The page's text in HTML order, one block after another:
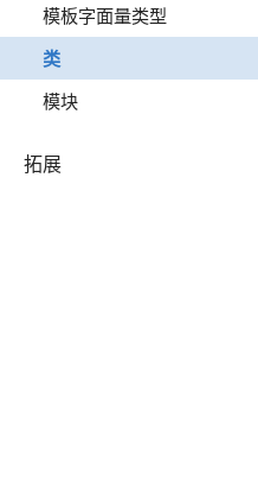
模板字面量类型
类
模块
拓展